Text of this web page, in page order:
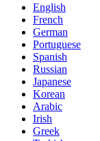
English
French
German
Portuguese
Spanish
Russian
Japanese
Korean
Arabic
Irish
Greek